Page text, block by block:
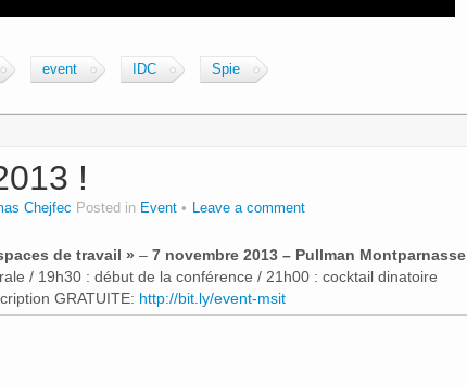
event IDC Spie
!
Chejfec Posted in Event Leave a comment
de travail » – 7 novembre 2013 – Pullman Montparnasse
/ 19h30 : début de la conférence / 21h00 : cocktail dinatoire
GRATUITE: http://bit.ly/event-msit